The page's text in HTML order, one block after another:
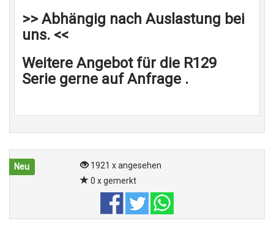
>> Abhängig nach Auslastung bei
uns. <<
Weitere Angebot für die R129
Serie gerne auf Anfrage .
Neu
1921 x angesehen
0 x gemerkt